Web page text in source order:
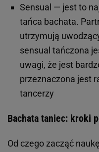
Sensual — jest to
tańca bachata.
utrzymują
sensual tańczona
uwagi, że jest
przeznaczona jest
tancerzy
Bachata taniec: kroki
Od czego zacząć